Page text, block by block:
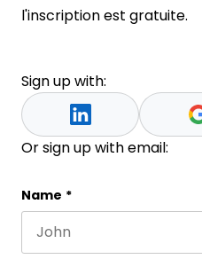
l'inscription est gratuite.
Sign up with:
Or sign up with email:
Company
Name *